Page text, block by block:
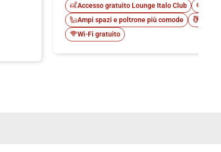
Accesso gratuito Lounge Italo Club
Ampi spazi e poltrone più comode
Wi-Fi gratuito